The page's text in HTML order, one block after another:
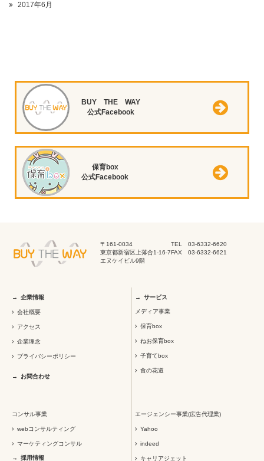
2017年6月
BUY THE WAY
公式Facebook
保育box
公式Facebook
〒161-0034
東京都新宿区上落合1-16-7
エヌケイビル9階
TEL 03-6332-6620
FAX 03-6332-6621
企業情報
会社概要
アクセス
企業理念
プライバシーポリシー
お問合わせ
サービス
メディア事業
保育box
ねお保育box
子育てbox
食の花道
コンサル事業
webコンサルティング
マーケティングコンサル
エージェンシー事業(広告代理業)
Yahoo
indeed
キャリアジェット
採用情報